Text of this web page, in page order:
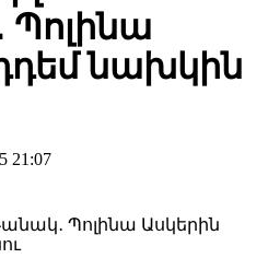
նախկին
21:07